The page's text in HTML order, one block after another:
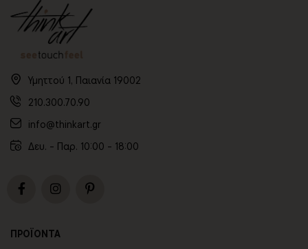
Υμηττού 1, Παιανία 19002
210.300.70.90
info@thinkart.gr
Δευ. - Παρ. 10:00 - 18:00
ΠΡΟΪΟΝΤΑ